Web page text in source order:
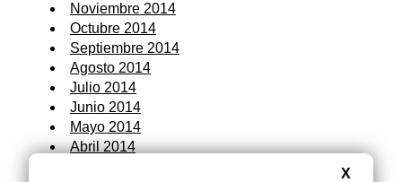
Noviembre 2014
Octubre 2014
Septiembre 2014
Agosto 2014
Julio 2014
Junio 2014
Mayo 2014
Abril 2014
X